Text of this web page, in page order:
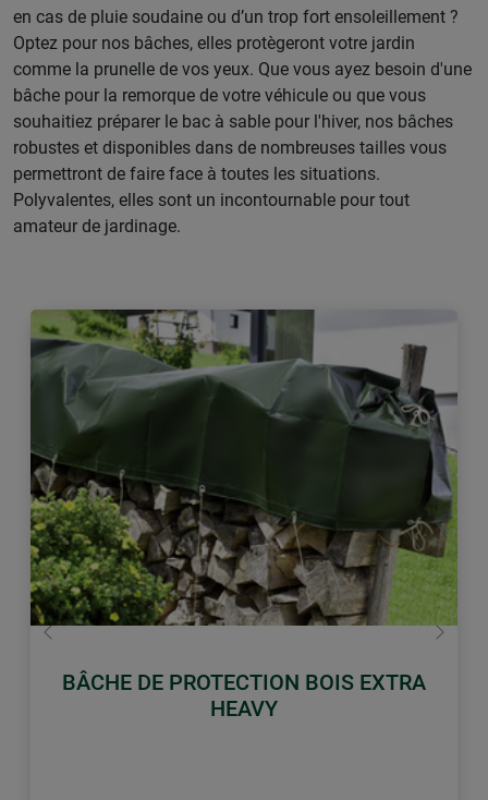
en cas de pluie soudaine ou d’un trop fort ensoleillement ?
Optez pour nos bâches, elles protègeront votre jardin
comme la prunelle de vos yeux. Que vous ayez besoin d'une
bâche pour la remorque de votre véhicule ou que vous
souhaitiez préparer le bac à sable pour l'hiver, nos bâches
robustes et disponibles dans de nombreuses tailles vous
permettront de faire face à toutes les situations.
Polyvalentes, elles sont un incontournable pour tout
amateur de jardinage.
BÂCHE DE PROTECTION BOIS EXTRA
HEAVY
retour